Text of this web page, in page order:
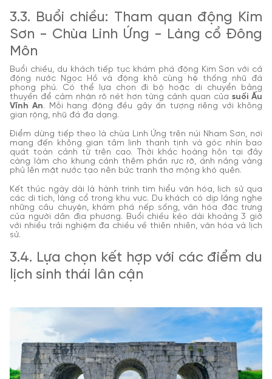
3.3. Buổi chiều: Tham quan động Kim
Sơn - Chùa Linh Ứng - Làng cổ Đông
Môn
Buổi chiều, du khách tiếp tục khám phá động Kim Sơn với cả
động nước Ngọc Hồ và động khô cùng hệ thống nhũ đá
phong phú. Có thể lựa chọn đi bộ hoặc di chuyển bằng
thuyền để cảm nhận rõ nét hơn từng cảnh quan của suối Ấu
Vĩnh An. Mỗi hang động đều gây ấn tượng riêng với không
gian rộng, nhũ đá đa dạng.
Điểm dừng tiếp theo là chùa Linh Ứng trên núi Nham Sơn, nơi
mang đến không gian tâm linh thanh tịnh và góc nhìn bao
quát toàn cảnh từ trên cao. Thời khắc hoàng hôn tại đây
càng làm cho khung cảnh thêm phần rực rỡ, ánh nắng vàng
phủ lên mặt nước tạo nên bức tranh thơ mộng khó quên.
Kết thúc ngày dài là hành trình tìm hiểu văn hóa, lịch sử qua
các di tích, làng cổ trong khu vực. Du khách có dịp lắng nghe
những câu chuyện, khám phá nếp sống, văn hóa đặc trưng
của người dân địa phương. Buổi chiều kéo dài khoảng 3 giờ
với nhiều trải nghiệm đa chiều về thiên nhiên, văn hóa và lịch
sử.
3.4. Lựa chọn kết hợp với các điểm du
lịch sinh thái lân cận